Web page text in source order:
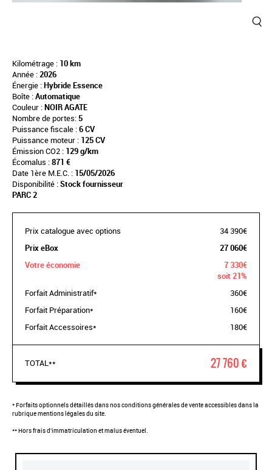
Kilométrage : 10 km
Année :2026
Énergie :Hybride Essence
Boîte :Automatique
Couleur :NOIR AGATE
Nombre de portes:5
Puissance fiscale :6 CV
Puissance moteur : 125 CV
Émission CO2 : 129 g/km
Écomalus :871 €
Date 1ère M.E.C. : 15/05/2026
Disponibilité :Stock fournisseur
PARC 2
Prix catalogue avec options
34 390€
Prix eBox
27 060€
Votre économie
7 330€
soit 21%
Forfait Administratif*
360€
Forfait Préparation*
160€
Forfait Accessoires*
180€
TOTAL** 27 760 €
* Forfaits optionnels détaillés dans nos conditions générales de vente accessibles dans la
rubrique mentions légales du site.
** Hors frais d'immatriculation et malus éventuel.